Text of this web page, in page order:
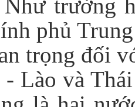
Như trường
phủ
trọng đối
Lào và